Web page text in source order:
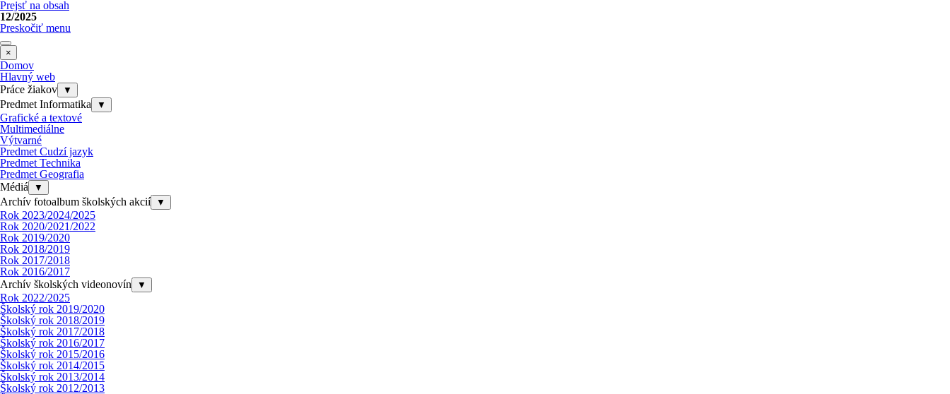
Prejsť na obsah
12/2025
Preskočiť menu
×
Domov
Hlavný web
Práce žiakov
▼
Predmet Informatika ▼
Grafické a textové
Multimediálne
Výtvarné
Predmet Cudzí jazyk
Predmet Technika
Predmet Geografia
Médiá
▼
Archív fotoalbum školských akcií ▼
Rok 2023/2024/2025
Rok 2020/2021/2022
Rok 2019/2020
Rok 2018/2019
Rok 2017/2018
Rok 2016/2017
Archív školských videonovín
▼
Rok 2022/2025
Školský rok 2019/2020
Školský rok 2018/2019
Školský rok 2017/2018
Školský rok 2016/2017
Školský rok 2015/2016
Školský rok 2014/2015
Školský rok 2013/2014
Školský rok 2012/2013